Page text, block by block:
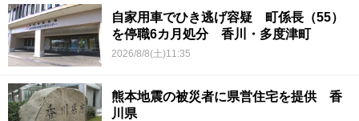
自家用車でひき逃げ容疑 町係長（55）
を停職6カ月処分 香川・多度津町
2026/8/8(土)11:35
熊本地震の被災者に県営住宅を提供 香
川県